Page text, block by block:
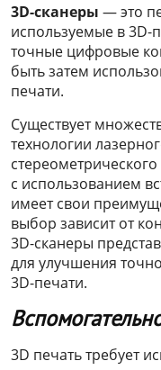
3D-сканеры — это
используемые в 3D-
точные цифровые
быть затем
печати.
Существует
технологии
с использованием
имеет свои
выбор зависит от
3D-сканеры
для улучшения
3D-печати.
3D печать требует